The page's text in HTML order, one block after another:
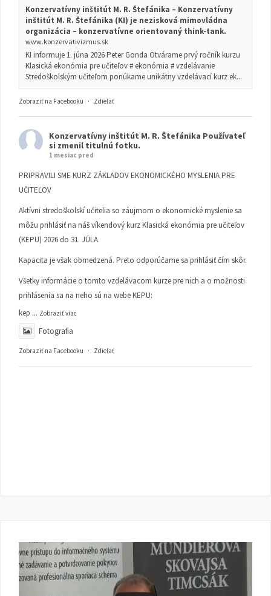
Konzervatívny inštitút M. R. Štefánika – Konzervatívny
inštitút M. R. Štefánika (KI) je nezisková mimovládna
organizácia – konzervatívne orientovaný think-tank.
www.konzervativizmus.sk
KI informuje 1. júna 2026 Peter Gonda Otvárame prvý ročník kurzu
Klasická ekonómia pre učiteľov # ekonómia # vzdelávanie
Stredoškolským učiteľom ponúkame unikátny vzdelávací kurz ek...
Zobraziť na Facebooku · Zdieľať
Konzervatívny inštitút M. R. Štefánika Používateľ
si zmenil titulnú fotku.
1 mesiac pred
PRIPRAVILI SME KURZ ZÁKLADOV EKONOMICKÉHO MYSLENIA PRE
UČITEĽOV
Aktívni stredoškolskí učitelia so záujmom o ekonomické myslenie sa
môžu prihlásiť na náš víkendový kurz Klasická ekonómia pre učiteľov
(KEPU) 2026 do 31. JÚLA.
Kapacita je však obmedzená. Preto odporúčame sa prihlásiť čím skôr.
Všetky informácie o tomto vzdelávacom kurze pre nich a o možnosti
prihlásenia sa na neho sú na webe KEPU:
kep ... Zobraziť viac
Fotografia
Zobraziť na Facebooku · Zdieľať